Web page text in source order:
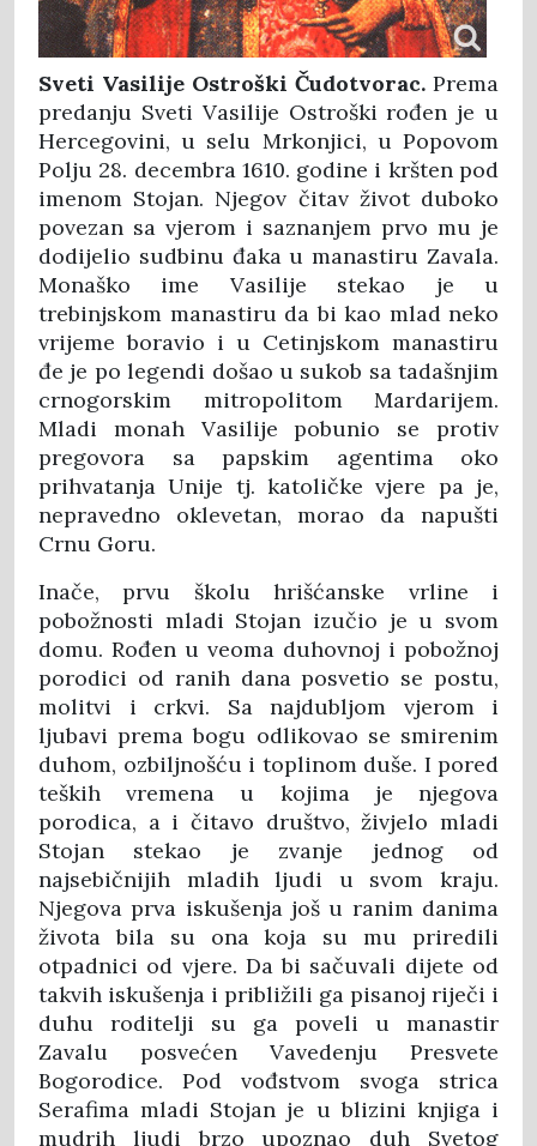
Sveti Vasilije Ostroški Čudotvorac. Prema
predanju Sveti Vasilije Ostroški rođen je u
Hercegovini, u selu Mrkonjici, u Popovom
Polju 28. decembra 1610. godine i kršten pod
imenom Stojan. Njegov čitav život duboko
povezan sa vjerom i saznanjem prvo mu je
dodijelio sudbinu đaka u manastiru Zavala.
Monaško ime Vasilije stekao je u
trebinjskom manastiru da bi kao mlad neko
vrijeme boravio i u Cetinjskom manastiru
đe je po legendi došao u sukob sa tadašnjim
crnogorskim mitropolitom Mardarijem.
Mladi monah Vasilije pobunio se protiv
pregovora sa papskim agentima oko
prihvatanja Unije tj. katoličke vjere pa je,
nepravedno oklevetan, morao da napušti
Crnu Goru.
Inače, prvu školu hrišćanske vrline i
pobožnosti mladi Stojan izučio je u svom
domu. Rođen u veoma duhovnoj i pobožnoj
porodici od ranih dana posvetio se postu,
molitvi i crkvi. Sa najdubljom vjerom i
ljubavi prema bogu odlikovao se smirenim
duhom, ozbiljnošću i toplinom duše. I pored
teških vremena u kojima je njegova
porodica, a i čitavo društvo, živjelo mladi
Stojan stekao je zvanje jednog od
najsebičnijih mladih ljudi u svom kraju.
Njegova prva iskušenja još u ranim danima
života bila su ona koja su mu priredili
otpadnici od vjere. Da bi sačuvali dijete od
takvih iskušenja i približili ga pisanoj riječi i
duhu roditelji su ga poveli u manastir
Zavalu posvećen Vavedenju Presvete
Bogorodice. Pod vođstvom svoga strica
Serafima mladi Stojan je u blizini knjiga i
mudrih ljudi brzo upoznao duh Svetog